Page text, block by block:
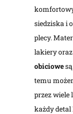
siedziska i
plecy.
lakiery
obiciowe
temu
przez wiele
każdy